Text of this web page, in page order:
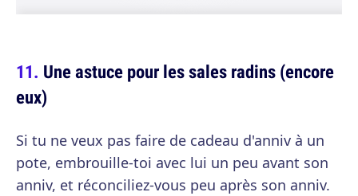
Une astuce pour les sales radins (encore
eux)
Si tu ne veux pas faire de cadeau d'anniv à un
pote, embrouille-toi avec lui un peu avant son
anniv, et réconciliez-vous peu après son anniv.